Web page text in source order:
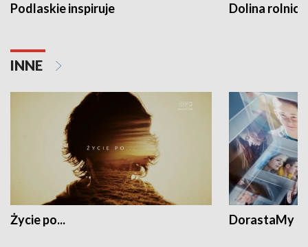
Podlaskie inspiruje Dolina
INNE
Życie po... DorastaMy